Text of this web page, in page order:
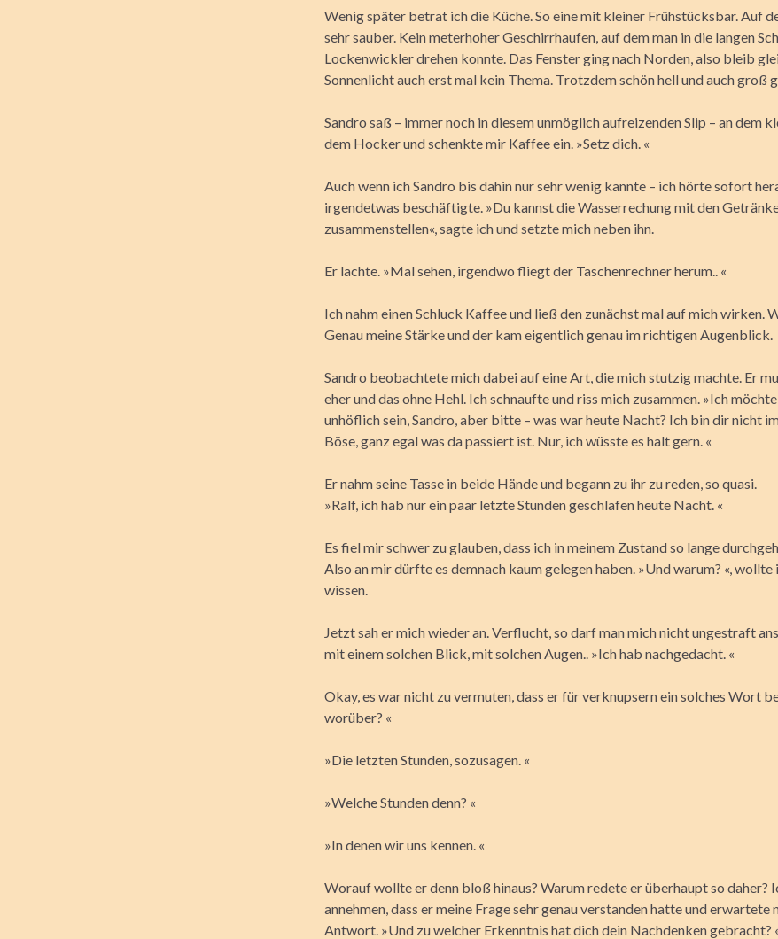
Wenig später betrat ich die Küche. So eine mit kleiner Frühstücksbar. Auf
sehr sauber. Kein meterhoher Geschirrhaufen, auf dem man in die langen
Lockenwickler drehen konnte. Das Fenster ging nach Norden, also bleib
Sonnenlicht auch erst mal kein Thema. Trotzdem schön hell und auch groß
Sandro saß – immer noch in diesem unmöglich aufreizenden Slip – an dem
dem Hocker und schenkte mir Kaffee ein. »Setz dich. «
Auch wenn ich Sandro bis dahin nur sehr wenig kannte – ich hörte sofort
irgendetwas beschäftigte. »Du kannst die Wasserrechung mit den
zusammenstellen«, sagte ich und setzte mich neben ihn.
Er lachte. »Mal sehen, irgendwo fliegt der Taschenrechner herum.. «
Ich nahm einen Schluck Kaffee und ließ den zunächst mal auf mich wirken.
Genau meine Stärke und der kam eigentlich genau im richtigen Augenblick.
Sandro beobachtete mich dabei auf eine Art, die mich stutzig machte. Er
eher und das ohne Hehl. Ich schnaufte und riss mich zusammen. »Ich
unhöflich sein, Sandro, aber bitte – was war heute Nacht? Ich bin dir nicht
Böse, ganz egal was da passiert ist. Nur, ich wüsste es halt gern. «
Er nahm seine Tasse in beide Hände und begann zu ihr zu reden, so quasi.
»Ralf, ich hab nur ein paar letzte Stunden geschlafen heute Nacht. «
Es fiel mir schwer zu glauben, dass ich in meinem Zustand so lange
Also an mir dürfte es demnach kaum gelegen haben. »Und warum? «, wollte
wissen.
Jetzt sah er mich wieder an. Verflucht, so darf man mich nicht ungestraft
mit einem solchen Blick, mit solchen Augen.. »Ich hab nachgedacht. «
Okay, es war nicht zu vermuten, dass er für verknupsern ein solches Wort
worüber? «
»Die letzten Stunden, sozusagen. «
»Welche Stunden denn? «
»In denen wir uns kennen. «
Worauf wollte er denn bloß hinaus? Warum redete er überhaupt so daher?
annehmen, dass er meine Frage sehr genau verstanden hatte und erwartete
Antwort. »Und zu welcher Erkenntnis hat dich dein Nachdenken gebracht?